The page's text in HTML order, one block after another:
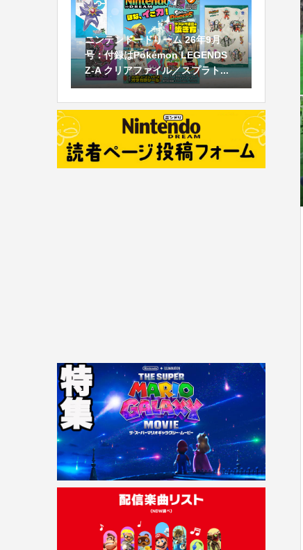
ニンテンドードリーム 26年9月
号：付録はPokémon LEGENDS
Z-A クリアファイル／スプラト...